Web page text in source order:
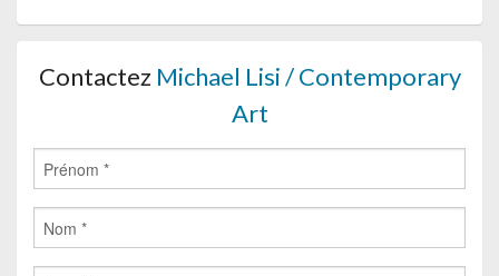
Contactez Michael Lisi / Contemporary
Art